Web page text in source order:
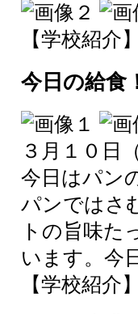
【学校紹介
今日の給食
３月１０日
今日はパン
パンではさ
トの旨味た
います。今
【学校紹介